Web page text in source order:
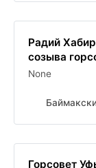
Радий
созыва
None
Горсовет